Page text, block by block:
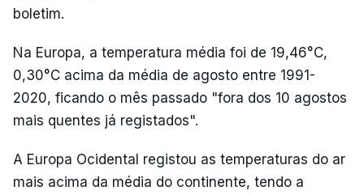
boletim.
Na Europa, a temperatura média foi de 19,46°C,
0,30°C acima da média de agosto entre 1991-
2020, ficando o mês passado "fora dos 10 agostos
mais quentes já registados".
A Europa Ocidental registou as temperaturas do ar
mais acima da média do continente, tendo a